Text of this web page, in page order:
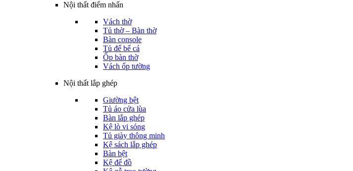
Nội thất điểm nhấn
Vách thờ
Tủ thờ – Bàn thờ
Bàn console
Tủ để bể cá
Ốp bàn thờ
Vách ốp tường
Nội thất lắp ghép
Giường bệt
Tủ áo cửa lùa
Bàn lắp ghép
Kệ lò vi sóng
Tủ giày thông minh
Kệ sách lắp ghép
Bàn bệt
Kệ để đồ